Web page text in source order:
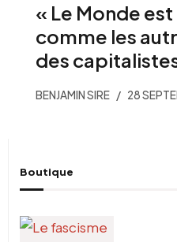
« Le Monde
comme les
des
BENJAMIN SIRE 28
Boutique